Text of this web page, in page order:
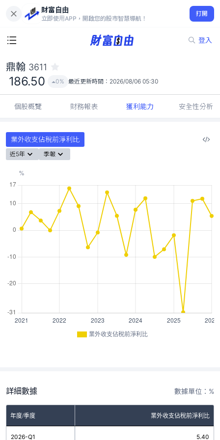
財富自由
立即使用APP，開啟您的股市智慧導航！
打開
登入
186.50
0%
鼎翰 3611
186.50 0% 最近更新時間： 2026/08/06 05:30
個股概覽 財務報表 獲利能力 安全性分析
業外收支佔稅前淨利比
近5年 季報
業外收支佔稅前淨利比
詳細數據 數據單位：%
年度/季度 業外收支佔稅前淨利比
2026-Q1 5.40